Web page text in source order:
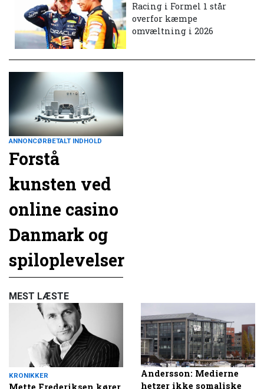
Racing i Formel 1 står
overfor kæmpe
omvæltning i 2026
ANNONCØRBETALT INDHOLD
Forstå
kunsten ved
online casino
Danmark og
spiloplevelser
MEST LÆSTE
KRONIKKER
Andersson: Medierne
hetzer ikke somaliske